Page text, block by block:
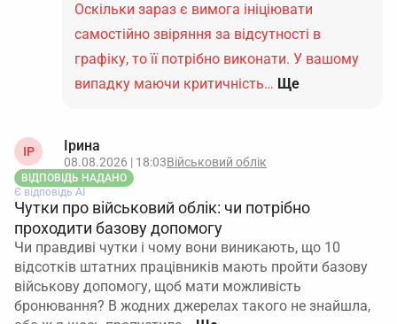
Оскільки зараз є вимога ініціювати
самостійно звіряння за відсутності в
графіку, то її потрібно виконати. У вашому
випадку маючи критичність… Ще
ІР Ірина
08.08.2026 | 18:03Військовий облік
ВІДПОВІДЬ НАДАНО
Є відповідь АІ
Чутки про військовий облік: чи потрібно
проходити базову допомогу
Чи правдиві чутки і чому вони виникають, що 10
відсотків штатних працівників мають пройти базову
військову допомогу, щоб мати можливість
бронювання? В жодних джерелах такого не знайшла,